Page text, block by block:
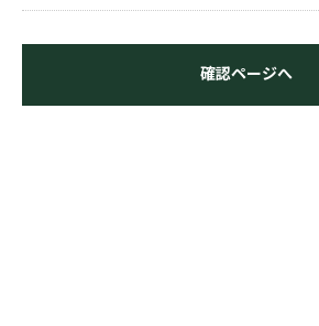
確認ページへ